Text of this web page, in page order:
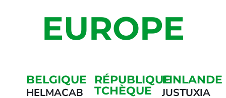
EUROPE
BELGIQUE
HELMACAB
RÉPUBLIQUE
TCHÈQUE
FINLANDE
JUSTUXIA